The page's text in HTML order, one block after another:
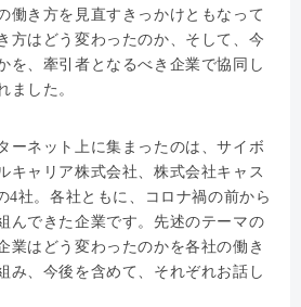
働き方を見直すきっかけともなって
方はどう変わったのか、そして、今
を、牽引者となるべき企業で協同し
ました。
ーネット上に集まったのは、サイボ
キャリア株式会社、株式会社キャス
4社。各社ともに、コロナ禍の前から
んできた企業です。先述のテーマの
業はどう変わったのかを各社の働き
み、今後を含めて、それぞれお話し